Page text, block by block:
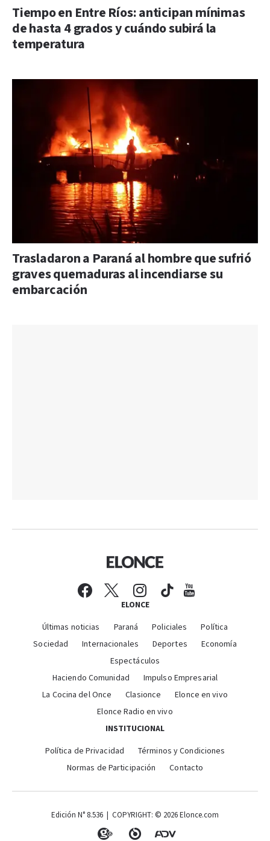
Tiempo en Entre Ríos: anticipan mínimas
de hasta 4 grados y cuándo subirá la
temperatura
Trasladaron a Paraná al hombre que sufrió
graves quemaduras al incendiarse su
embarcación
ELONCE
Últimas noticias Paraná Policiales
Política
Sociedad
Internacionales Deportes
Economía
Espectáculos
Haciendo Comunidad
Impulso Empresarial
La Cocina del Once
Clasionce
Elonce en vivo
Elonce Radio en vivo
INSTITUCIONAL
Política de Privacidad
Términos y Condiciones
Normas de Participación
Contacto
Edición N° 8.536 | COPYRIGHT: © 2026 Elonce.com